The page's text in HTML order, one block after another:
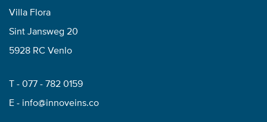
Villa Flora
Sint Jansweg 20
5928 RC Venlo
T - 077 - 782 0159
E - info@innoveins.co